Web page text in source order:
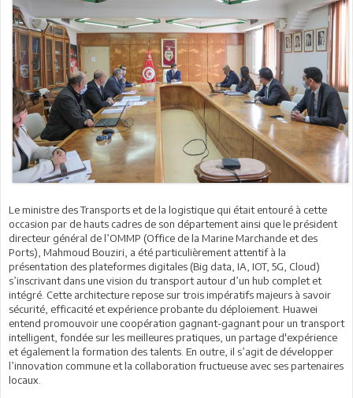
Le ministre des Transports et de la logistique qui était entouré à cette
occasion par de hauts cadres de son département ainsi que le président
directeur général de l’OMMP (Office de la Marine Marchande et des
Ports), Mahmoud Bouziri, a été particulièrement attentif à la
présentation des plateformes digitales (Big data, IA, IOT, 5G, Cloud)
s’inscrivant dans une vision du transport autour d’un hub complet et
intégré. Cette architecture repose sur trois impératifs majeurs à savoir
sécurité, efficacité et expérience probante du déploiement. Huawei
entend promouvoir une coopération gagnant-gagnant pour un transport
intelligent, fondée sur les meilleures pratiques, un partage d'expérience
et également la formation des talents. En outre, il s’agit de développer
l’innovation commune et la collaboration fructueuse avec ses partenaires
locaux.